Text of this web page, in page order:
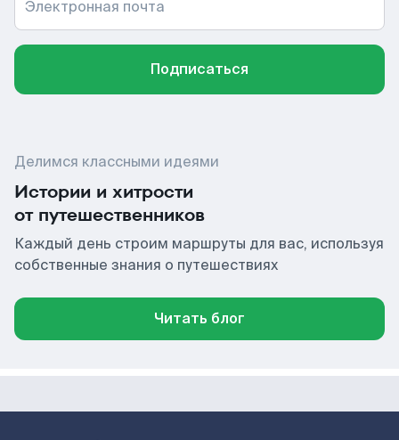
Электронная почта
Подписаться
Делимся классными идеями
Истории и хитрости
от путешественников
Каждый день строим маршруты для вас, используя
собственные знания о путешествиях
Читать блог